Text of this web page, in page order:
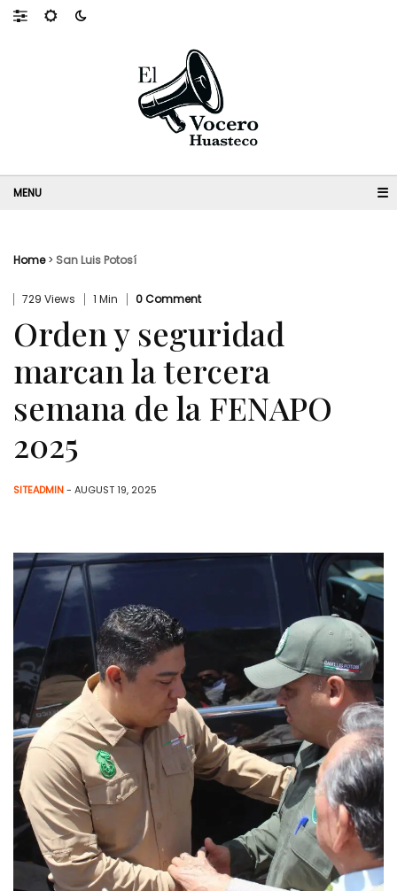
☰
Home> San Luis Potosí
729 Views 1 Min 0 Comment
Orden y seguridad
marcan la tercera
semana de la FENAPO
2025
SITEADMIN- AUGUST 19, 2025